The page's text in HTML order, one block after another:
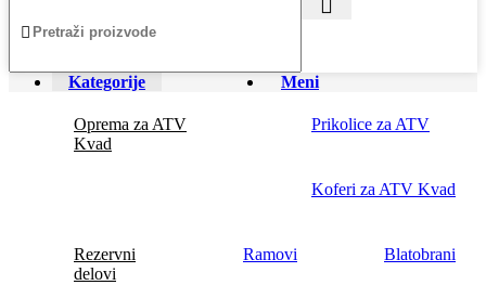
Meni
Kategorije
Oprema za ATV
Kvad
Prikolice za ATV
Koferi za ATV Kvad
Rezervni
delovi
Ramovi Blatobrani